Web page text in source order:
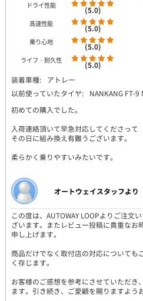
ドライ性能 (5.0)
高速性能 (5.0)
乗り心地 (5.0)
ライフ・耐久性
(5.0)
装着車種:
アトレー
以前使っていたタイヤ:
NANKANG FT-9
初めての購入でした。
入荷連絡頂いて早急対応してくださって
その日に組み換え有難うございます。
柔らかく乗りやすいみたいです。
オートウェイスタッフより
この度は、AUTOWAY LOOPよりご注文
ざいます。またレビュー投稿に貴重なお
申し上げます。
商品だけでなく取付店の対応についても
く存じます。
お客様のご感想を参考にさせていただき
ます。引き続き、ご愛顧を賜りますよう